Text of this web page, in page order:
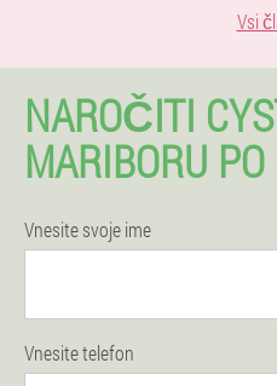
Vsi
NAROČITI
MARIBORU
Vnesite svoje ime
Vnesite telefon